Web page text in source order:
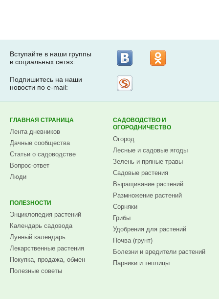
Вступайте в наши группы
в социальных сетях:
Подпишитесь на наши
новости по e-mail:
ГЛАВНАЯ СТРАНИЦА
Лента дневников
Дачные сообщества
Статьи о садоводстве
Вопрос-ответ
Люди
ПОЛЕЗНОСТИ
Энциклопедия растений
Календарь садовода
Лунный календарь
Лекарственные растения
Покупка, продажа, обмен
Полезные советы
САДОВОДСТВО И
ОГОРОДНИЧЕСТВО
Огород
Лесные и садовые ягоды
Зелень и пряные травы
Садовые растения
Выращивание растений
Размножение растений
Сорняки
Грибы
Удобрения для растений
Почва (грунт)
Болезни и вредители растений
Парники и теплицы